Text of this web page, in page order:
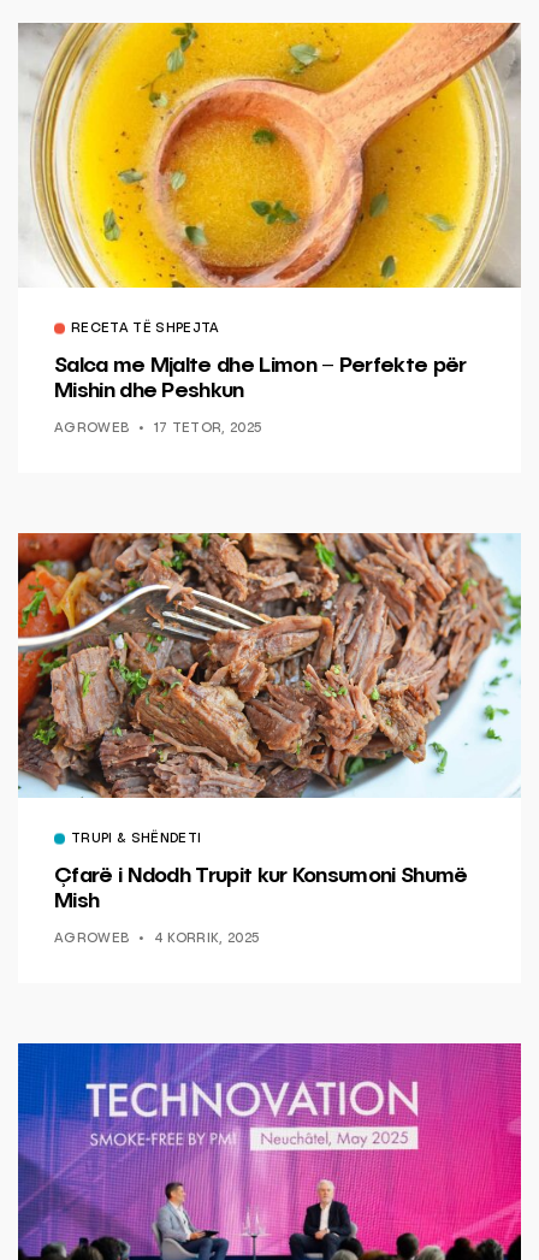
RECETA TË SHPEJTA
Salca me Mjalte dhe Limon – Perfekte për
Mishin dhe Peshkun
AGROWEB 17 TETOR, 2025
TRUPI & SHËNDETI
Çfarë i Ndodh Trupit kur Konsumoni Shumë
Mish
AGROWEB 4 KORRIK, 2025